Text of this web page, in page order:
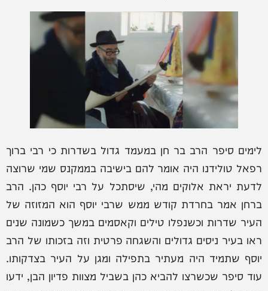
לימים סיפר הרב בר חן במעמד גדול בשדרות כי רבי ברוך
רפאל טולידנו היה אומר להם בישיבה בממקנס שמי שרוצה
לדעת יראת אלוקים מהי, שיסתכל על רבי יוסף כהן. הרב
ברחן אמר בחרדת קודש ממש שרבי יוסף הוא המזוזה של
העיר שדרות וכשנפלו טילים וקאסמים במשך כשמונה שנים
ראו בעיר ניסים גדולים והשגחה פרטית וזה בזכותו של הרב
יוסף שתמיד היה מעתיר בתפילה ומגן על העיר בצדקותו.
עוד סיפר שכשרצו להביא כהן בשביל מצוות פדיון הבן, ידעו